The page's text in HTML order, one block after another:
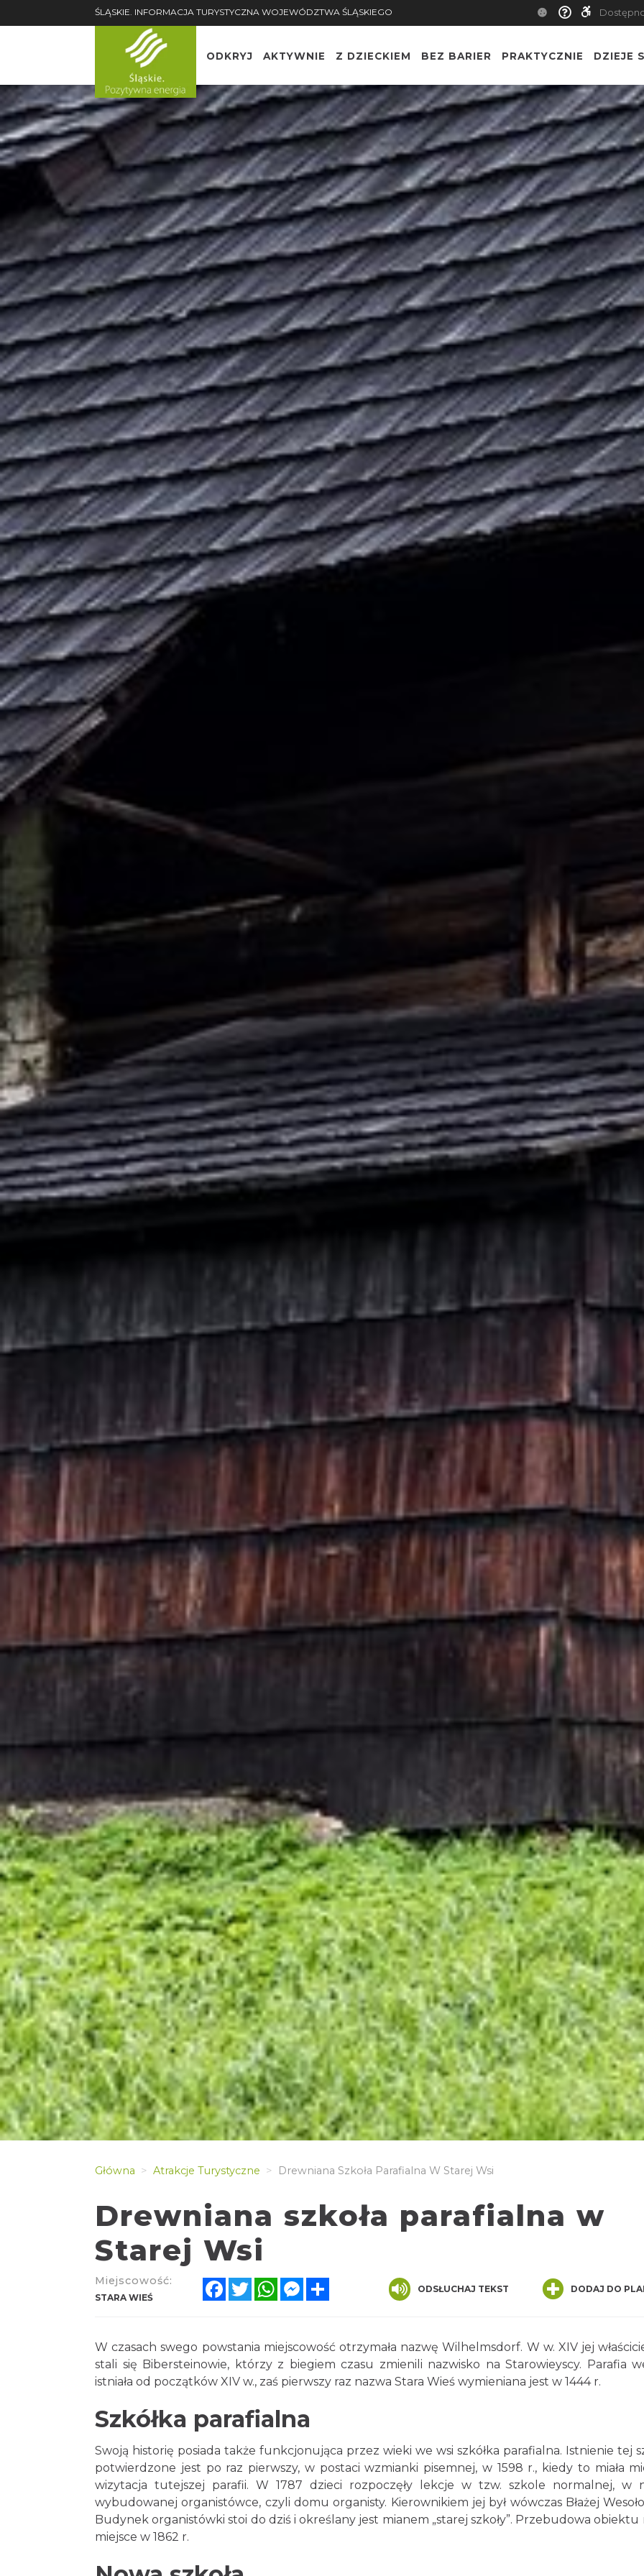
ŚLĄSKIE. INFORMACJA TURYSTYCZNA WOJEWÓDZTWA ŚLĄSKIEGO
ODKRYJ AKTYWNIE Z DZIECKIEM BEZ BARIER PRAKTYCZNIE DZIEJE
Główna Atrakcje Turystyczne Drewniana Szkoła Parafialna W Starej Wsi
Drewniana szkoła parafialna w
Starej Wsi
Miejscowość:
STARA WIEŚ
FacebookTwitterWhatsAppMessenger ODSŁUCHAJ TEKST DODAJ DO
W czasach swego powstania miejscowość otrzymała nazwę Wilhelmsdorf. W w. XIV jej
stali się Bibersteinowie, którzy z biegiem czasu zmienili nazwisko na Starowieyscy. Parafia
istniała od początków XIV w., zaś pierwszy raz nazwa Stara Wieś wymieniana jest w 1444 r.
Szkółka parafialna
Swoją historię posiada także funkcjonująca przez wieki we wsi szkółka parafialna. Istnienie tej
potwierdzone jest po raz pierwszy, w postaci wzmianki pisemnej, w 1598 r., kiedy to miała
wizytacja tutejszej parafii. W 1787 dzieci rozpoczęły lekcje w tzw. szkole normalnej, w
wybudowanej organistówce, czyli domu organisty. Kierownikiem jej był wówczas Błażej
Budynek organistówki stoi do dziś i określany jest mianem „starej szkoły”. Przebudowa obiektu
miejsce w 1862 r.